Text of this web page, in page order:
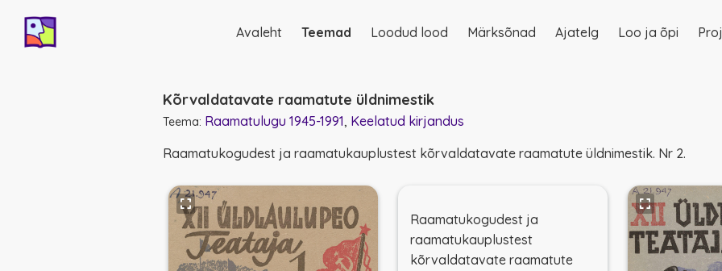
Põhinavigatsioon
Avaleht Teemad Loodud lood Märksõnad Ajatelg Loo ja õpi
Kõrvaldatavate raamatute üldnimestik
Teema: Raamatulugu 1945-1991 Keelatud kirjandus
Raamatukogudest ja raamatukauplustest kõrvaldatavate raamatute üldnimestik. Nr 2.
Raamatukogudest ja
raamatukauplustest
kõrvaldatavate raamatute